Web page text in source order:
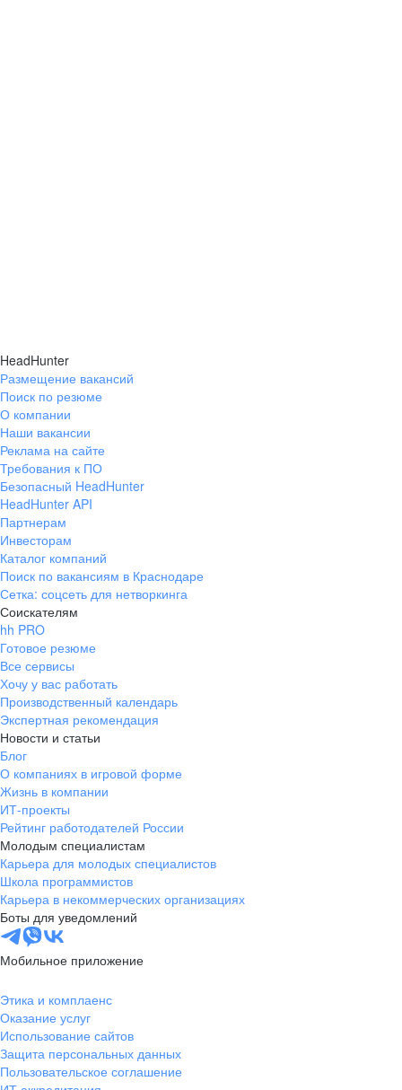
HeadHunter
Размещение вакансий
Поиск по резюме
О компании
Наши вакансии
Реклама на сайте
Требования к ПО
Безопасный HeadHunter
HeadHunter API
Партнерам
Инвесторам
Каталог компаний
Поиск по вакансиям в Краснодаре
Сетка: соцсеть для нетворкинга
Соискателям
hh PRO
Готовое резюме
Все сервисы
Хочу у вас работать
Производственный календарь
Экспертная рекомендация
Новости и статьи
Блог
О компаниях в игровой форме
Жизнь в компании
ИТ-проекты
Рейтинг работодателей России
Молодым специалистам
Карьера для молодых специалистов
Школа программистов
Карьера в некоммерческих организациях
Боты для уведомлений
Мобильное приложение
Этика и комплаенс
Оказание услуг
Использование сайтов
Защита персональных данных
Пользовательское соглашение